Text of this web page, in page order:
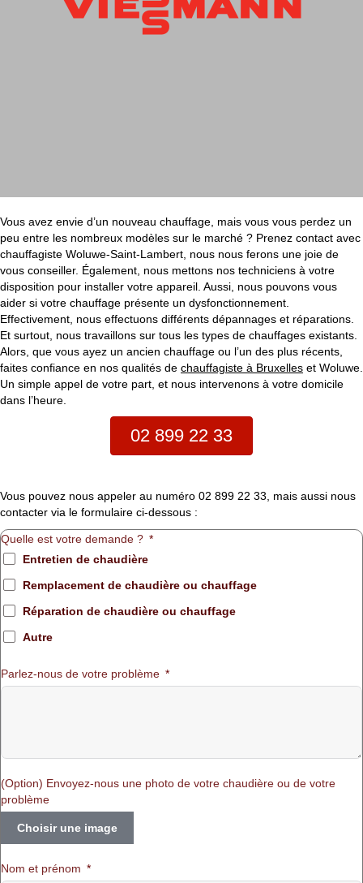
Vous avez envie d’un nouveau chauffage, mais vous vous perdez un
peu entre les nombreux modèles sur le marché ? Prenez contact avec
chauffagiste Woluwe-Saint-Lambert, nous nous ferons une joie de
vous conseiller. Également, nous mettons nos techniciens à votre
disposition pour installer votre appareil. Aussi, nous pouvons vous
aider si votre chauffage présente un dysfonctionnement.
Effectivement, nous effectuons différents dépannages et réparations.
Et surtout, nous travaillons sur tous les types de chauffages existants.
Alors, que vous ayez un ancien chauffage ou l’un des plus récents,
faites confiance en nos qualités de chauffagiste à Bruxelles et Woluwe.
Un simple appel de votre part, et nous intervenons à votre domicile
dans l’heure.
02 899 22 33
Vous pouvez nous appeler au numéro 02 899 22 33, mais aussi nous
contacter via le formulaire ci-dessous :
Quelle est votre demande ?
Entretien de chaudière
Remplacement de chaudière ou chauffage
Réparation de chaudière ou chauffage
Autre
Parlez-nous de votre problème
(Option) Envoyez-nous une photo de votre chaudière ou de votre
problème
Choisir une image
Nom et prénom